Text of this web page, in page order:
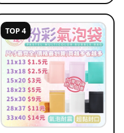
TOP 4